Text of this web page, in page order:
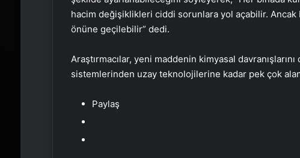
hacim değişiklikleri ciddi sorunlara yol açabilir.
önüne geçilebilir” dedi.
Araştırmacılar, yeni maddenin kimyasal
sistemlerinden uzay teknolojilerine kadar pek çok
Paylaş